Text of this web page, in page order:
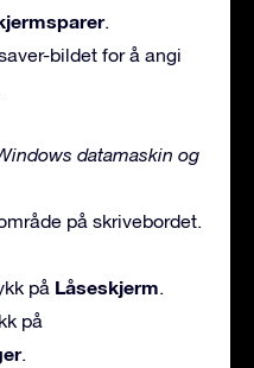
.
bildet for å angi
datamaskin og
på skrivebordet.
på Låseskjerm
på
.